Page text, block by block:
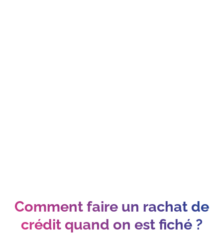
Comment faire un rachat de
crédit quand on est fiché ?